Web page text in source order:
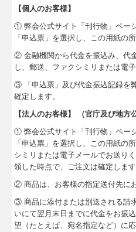
【個人のお客様】
① 弊会公式サイト「刊行物」ペー
「申込票」を選択し、この用紙の
② 金融機関から代金を振込み、代
し、郵送、ファクシミリまたは電
③ 「申込票」及び代金振込記録を
確定します。
【法人のお客様】 （官庁及び地方
① 弊会公式サイト「刊行物」ペー
「申込票」を選択し、この用紙の
シミリまたは電子メールでお送り
領した時点で、ご注文は確定します
② 商品は、お客様の指定送付先に
③ 商品に添付または別送される請
いにて翌月末日までに代金をお振
望（たとえば、宛名指定など）に